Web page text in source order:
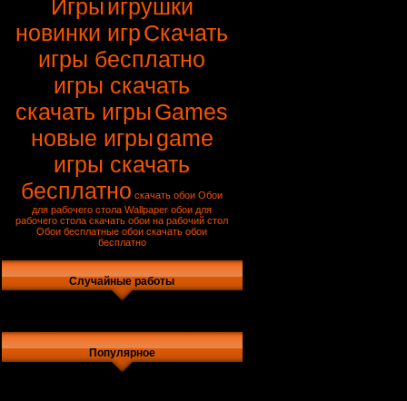
Игрыигрушки
новинки игрСкачать
игры бесплатно
игры скачать
скачать игрыGames
новые игрыgame
игры скачать
бесплатно скачать обои Обои
для рабочего стола Wallpaper обои для
рабочего стола скачать обои на рабочий стол
Обои бесплатные обои скачать обои
бесплатно
Случайные работы
Популярное